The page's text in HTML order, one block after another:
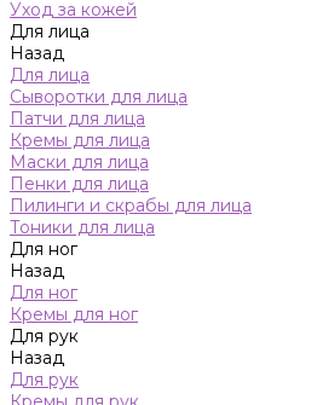
Уход за кожей
Для лица
Назад
Для лица
Сыворотки для лица
Патчи для лица
Кремы для лица
Маски для лица
Пенки для лица
Пилинги и скрабы для лица
Тоники для лица
Для ног
Назад
Для ног
Кремы для ног
Для рук
Назад
Для рук